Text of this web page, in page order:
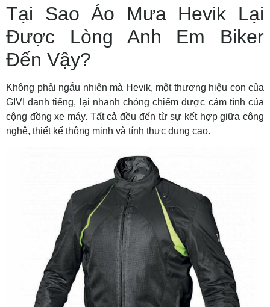
Tại Sao Áo Mưa Hevik Lại
Được Lòng Anh Em Biker
Đến Vậy?
Không phải ngẫu nhiên mà Hevik, một thương hiệu con của
GIVI danh tiếng, lại nhanh chóng chiếm được cảm tình của
cộng đồng xe máy. Tất cả đều đến từ sự kết hợp giữa công
nghệ, thiết kế thông minh và tính thực dụng cao.